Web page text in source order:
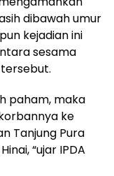
dibawah umur
kejadian ini
sesama
paham, maka
ke
Tanjung Pura
“ujar IPDA